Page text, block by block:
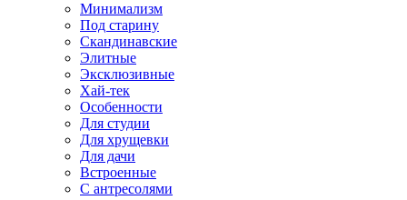
Минимализм
Под старину
Скандинавские
Элитные
Эксклюзивные
Хай-тек
Особенности
Для студии
Для хрущевки
Для дачи
Встроенные
С антресолями